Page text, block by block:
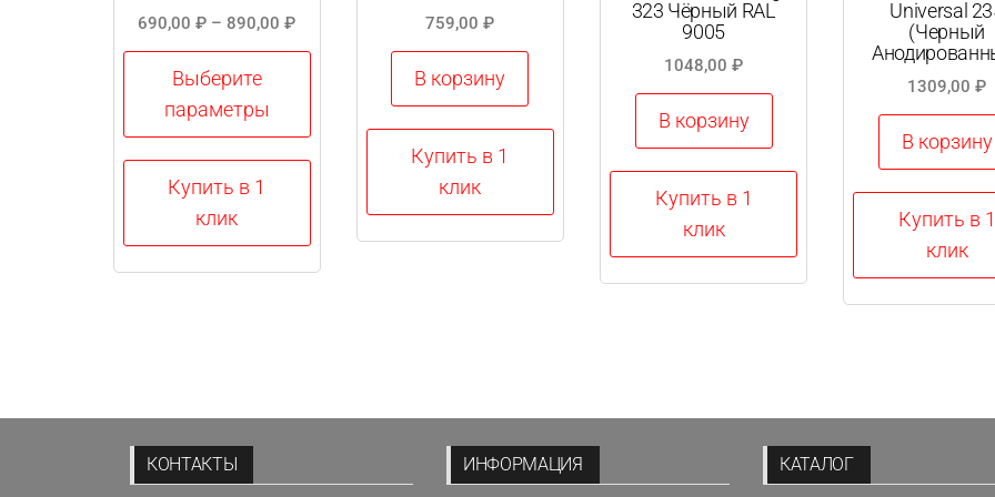
690,00₽ – 890,00₽Диапазон
цен:
Выберите
параметры
Этот
товар
на
странице
товара.
Купить в 1
клик
759,00₽
В корзину
Купить в 1
клик
323 Чёрный RAL
9005
1048,00₽
В корзину
Купить в 1
клик
Universal
(Черный
1309,00₽
В корзину
Купить в 1
клик
КОНТАКТЫ ИНФОРМАЦИЯ КАТАЛОГ